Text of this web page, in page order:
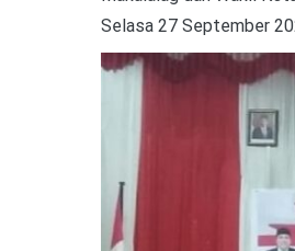
Selasa 27 September